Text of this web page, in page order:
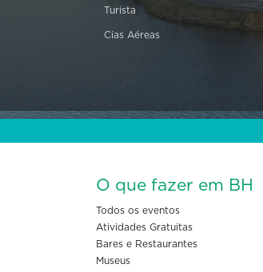
Turista
Cias Aéreas
O que fazer em BH
Todos os eventos
Atividades Gratuitas
Bares e Restaurantes
Museus